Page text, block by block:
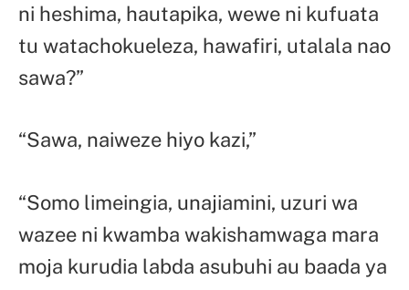
ni heshima, hautapika, wewe ni kufuata
tu watachokueleza, hawafiri, utalala nao
sawa?”
“Sawa, naiweze hiyo kazi,”
“Somo limeingia, unajiamini, uzuri wa
wazee ni kwamba wakishamwaga mara
moja kurudia labda asubuhi au baada ya